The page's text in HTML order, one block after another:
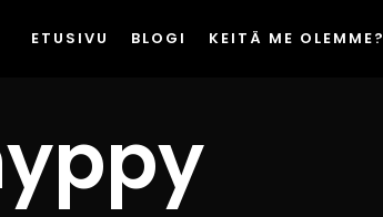
ETUSIVU BLOGI KEITÄ ME OLEMME?